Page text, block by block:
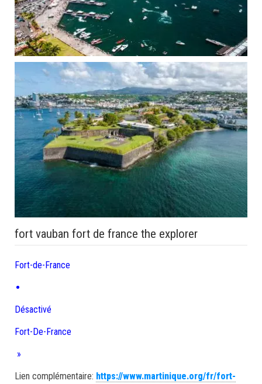
fort vauban fort de france the explorer
Fort-de-France
Désactivé
Fort-De-France
»
Lien complémentaire: https://www.martinique.org/fr/fort-